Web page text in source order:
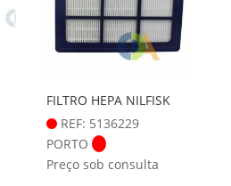
FILTRO HEPA NILFISK
REF: 5136229
PORTO
Preço sob consulta